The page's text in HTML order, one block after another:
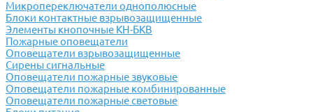
Микропереключатели однополюсные
Блоки контактные взрывозащищенные
Элементы кнопочные КН-БКВ
Пожарные оповещатели
Оповещатели взрывозащищенные
Сирены сигнальные
Оповещатели пожарные звуковые
Оповещатели пожарные комбинированные
Оповещатели пожарные световые